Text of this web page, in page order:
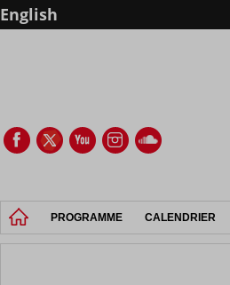
English
PROGRAMME CALENDRIER